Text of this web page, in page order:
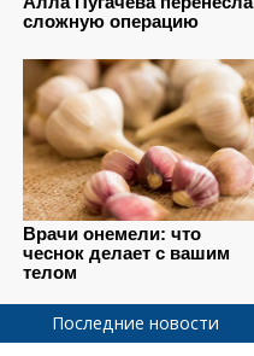
Последние новости